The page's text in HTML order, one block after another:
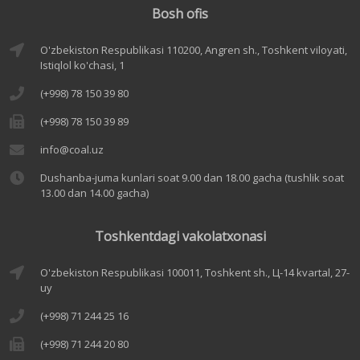
Bosh ofis
O'zbekiston Respublikasi 110200, Angren sh., Toshkent viloyati,
Istiqlol ko'chasi, 1
(+998) 78 150 39 80
(+998) 78 150 39 89
info@coal.uz
Dushanba-juma kunlari soat 9.00 dan 18.00 gacha (tushlik soat
13.00 dan 14.00 gacha)
Toshkentdagi vakolatxonasi
O'zbekiston Respublikasi 100011, Toshkent sh., Ц-14 kvartal, 27-
uy
(+998) 71 244 25 16
(+998) 71 244 20 80